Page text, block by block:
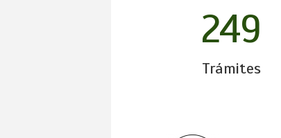
249
Trámites